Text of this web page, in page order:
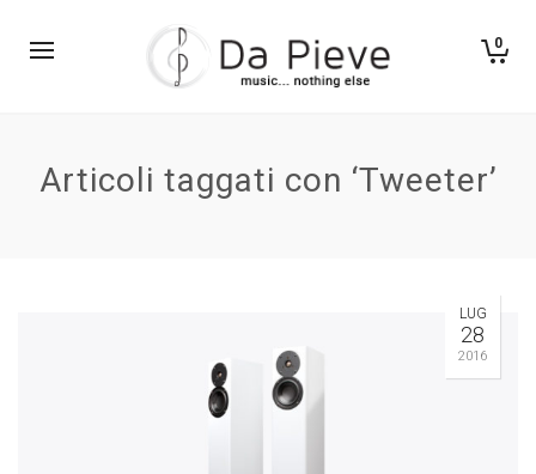
0
Articoli taggati con ‘Tweeter’
LUG
28
2016